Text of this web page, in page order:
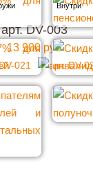
арт. DV-003
13 900 руб